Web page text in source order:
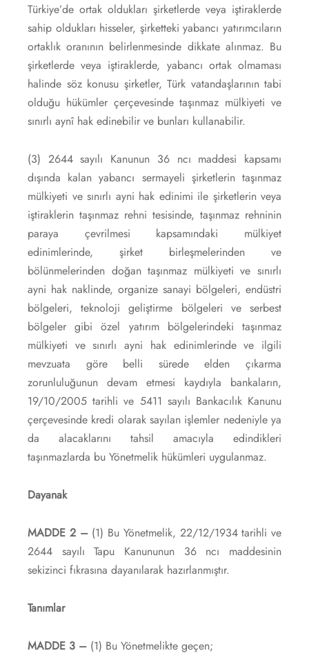
Türkiye’de ortak oldukları şirketlerde veya iştiraklerde
sahip oldukları hisseler, şirketteki yabancı yatırımcıların
ortaklık oranının belirlenmesinde dikkate alınmaz. Bu
şirketlerde veya iştiraklerde, yabancı ortak olmaması
halinde söz konusu şirketler, Türk vatandaşlarının tabi
olduğu hükümler çerçevesinde taşınmaz mülkiyeti ve
sınırlı aynî hak edinebilir ve bunları kullanabilir.
(3) 2644 sayılı Kanunun 36 ncı maddesi kapsamı
dışında kalan yabancı sermayeli şirketlerin taşınmaz
mülkiyeti ve sınırlı ayni hak edinimi ile şirketlerin veya
iştiraklerin taşınmaz rehni tesisinde, taşınmaz rehninin
paraya çevrilmesi kapsamındaki mülkiyet
edinimlerinde, şirket birleşmelerinden ve
bölünmelerinden doğan taşınmaz mülkiyeti ve sınırlı
ayni hak naklinde, organize sanayi bölgeleri, endüstri
bölgeleri, teknoloji geliştirme bölgeleri ve serbest
bölgeler gibi özel yatırım bölgelerindeki taşınmaz
mülkiyeti ve sınırlı ayni hak edinimlerinde ve ilgili
mevzuata göre belli sürede elden çıkarma
zorunluluğunun devam etmesi kaydıyla bankaların,
19/10/2005 tarihli ve 5411 sayılı Bankacılık Kanunu
çerçevesinde kredi olarak sayılan işlemler nedeniyle ya
da alacaklarını tahsil amacıyla edindikleri
taşınmazlarda bu Yönetmelik hükümleri uygulanmaz.
Dayanak
MADDE 2 –(1) Bu Yönetmelik, 22/12/1934 tarihli ve
2644 sayılı Tapu Kanununun 36 ncı maddesinin
sekizinci fıkrasına dayanılarak hazırlanmıştır.
Tanımlar
MADDE 3 – (1) Bu Yönetmelikte geçen;